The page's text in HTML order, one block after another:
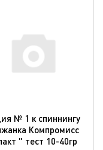
№ 1 к спиннингу
Компромисс
" тест 10-40гр